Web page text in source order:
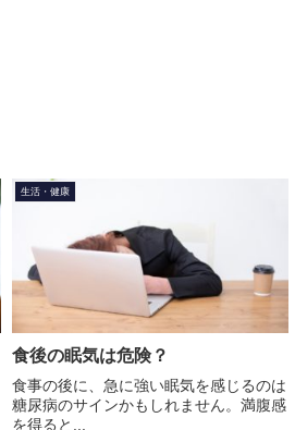
生活・健康
食後の眠気は危険？
食事の後に、急に強い眠気を感じるのは
糖尿病のサインかもしれません。満腹感
を得ると...